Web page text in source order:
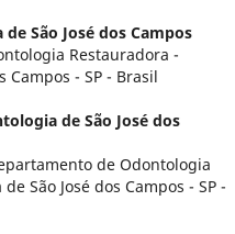
São José dos Campos
Restauradora -
Campos - SP - Brasil
de São José dos
de Odontologia
São José dos Campos - SP -